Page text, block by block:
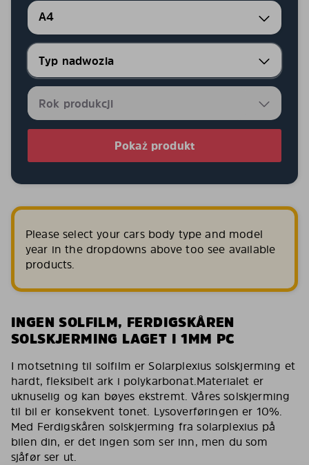
A4
Pokaż produkt
Please select your cars body type and model
year in the dropdowns above too see available
products.
INGEN SOLFILM, FERDIGSKÅREN
SOLSKJERMING LAGET I 1MM PC
I motsetning til solfilm er Solarplexius solskjerming et
hardt, fleksibelt ark i polykarbonat.Materialet er
uknuselig og kan bøyes ekstremt. Våres solskjerming
til bil er konsekvent tonet. Lysoverføringen er 10%.
Med Ferdigskåren solskjerming fra solarplexius på
bilen din, er det ingen som ser inn, men du som
sjåfør ser ut.